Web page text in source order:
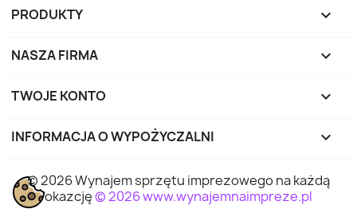
Zabrze
Dąbrowa
Elbląg
Tarnów Chorzów Koszalin
PRODUKTY 
NASZA FIRMA 
TWOJE KONTO 
INFORMACJA O WYPOŻYCZALNI keyboard_arrow_down
© 2026 Wynajem sprzętu imprezowego na każdą
okazcję© 2026 www.wynajemnaimpreze.pl